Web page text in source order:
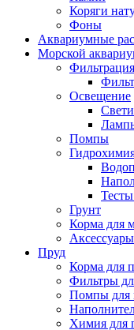
Коряги
Фоны
Аквариумные
Морской
Фильтрация
Освещение
Помпы
Грунт
Корма для
Аксессуары
Пруд
Корма для
Фильтры
Помпы для
Химия для